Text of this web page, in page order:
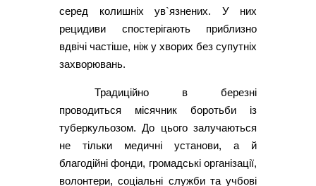
серед колишніх ув`язнених. У них
рецидиви спостерігають приблизно
вдвічі частіше, ніж у хворих без супутніх
захворювань.
Традиційно в березні
проводиться місячник боротьби із
туберкульозом. До цього залучаються
не тільки медичні установи, а й
благодійні фонди, громадські організації,
волонтери, соціальні служби та учбові